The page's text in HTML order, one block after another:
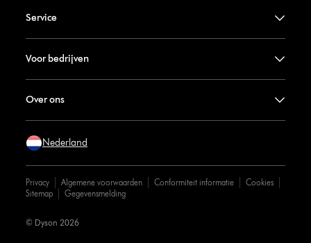
Service
Voor bedrijven
Over ons
Nederland
Privacy Algemene voorwaarden Conformiteit informatie
Cookies
Sitemap
Gegevensmelding
© Dyson 2026